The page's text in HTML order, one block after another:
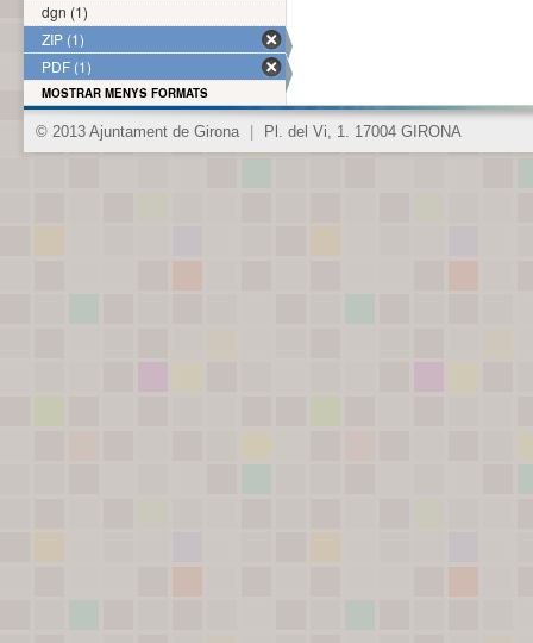
dgn (1)
ZIP (1)
PDF (1)
MOSTRAR MENYS FORMATS
© 2013 Ajuntament de Girona Pl. del Vi, 1. 17004 GIRONA